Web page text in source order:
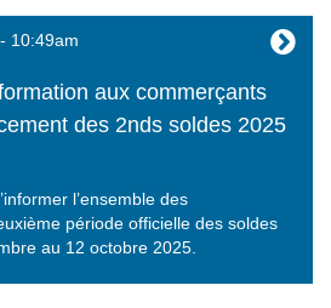
10:49am
aux commerçants
des 2nds soldes 2025
l’ensemble des
période officielle des soldes
au 12 octobre 2025.